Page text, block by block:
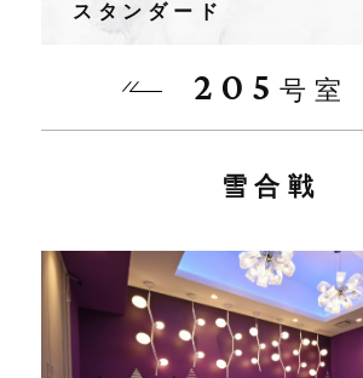
スタンダード
205 号室
雪合戦